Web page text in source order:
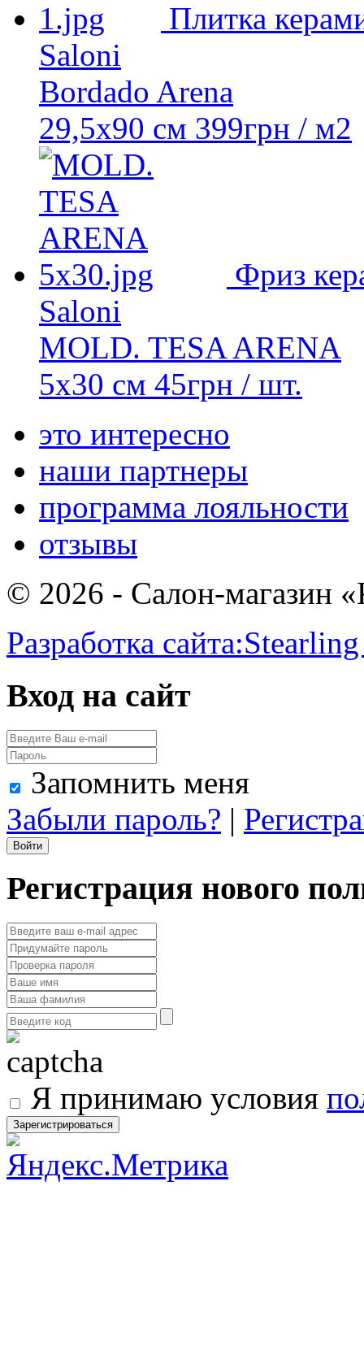
Плитка
Saloni
Bordado Arena
29,5х90 см 399грн / м2
Фриз
Saloni
MOLD. TESA ARENA
5x30 см 45грн / шт.
это интересно
наши партнеры
программа лояльности
отзывы
© 2026 - Салон-магазин
Разработка сайта:
Вход на сайт
Запомнить меня
Забыли пароль? |
Регистрация нового
Я принимаю условия